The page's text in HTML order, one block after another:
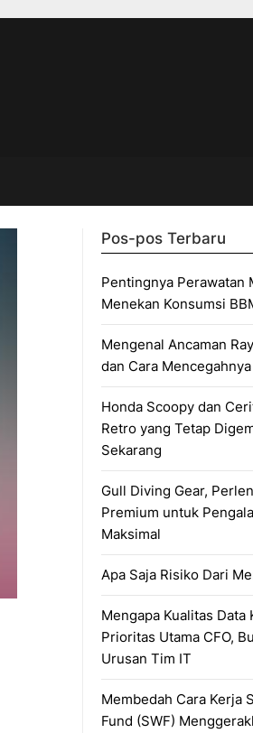
Pos-pos Terbaru
Pentingnya Perawatan
Menekan Konsumsi
Mengenal Ancaman
dan Cara
Honda Scoopy dan
Retro yang Tetap
Sekarang
Gull Diving Gear,
Premium untuk
Maksimal
Apa Saja Risiko Dari
Mengapa Kualitas Data
Prioritas Utama CFO,
Urusan Tim IT
Membedah Cara Kerja
Fund (SWF)